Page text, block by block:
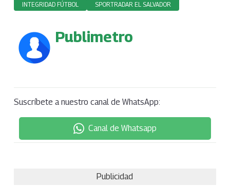
INTEGRIDAD FÚTBOL
SPORTRADAR EL SALVADOR
Publimetro
Suscríbete a nuestro canal de WhatsApp:
Canal de Whatsapp
Publicidad